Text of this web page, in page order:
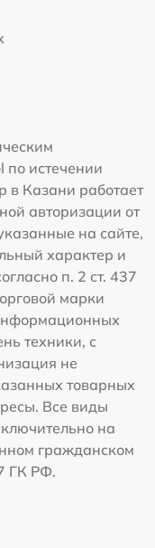
истечении
в Казани работает
авторизации от
на сайте,
характер и
п. 2 ст. 437
марки
техники, с
не
товарных
Все виды
на
гражданском
ГК РФ.